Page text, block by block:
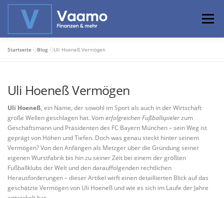
Zum
Menü
PROFIWISSEN ALTERSVORSORGE
PRIVATIER WERDEN
Startseite »Blog »Uli Hoeneß Vermögen
Uli Hoeneß Vermögen
Uli Hoeneß, ein Name, der sowohl im Sport als auch in der Wirtschaft
große Wellen geschlagen hat. Vomerfolgreichen Fußballspielerzum
Geschäftsmann und Präsidenten des FC Bayern München – sein Weg ist
geprägt von Höhen und Tiefen. Doch was genau steckt hinter seinem
Vermögen? Von den Anfängen als Metzger über die Gründung seiner
eigenen Wurstfabrik bis hin zu seiner Zeit bei einem der größten
Fußballklubs der Welt und den darauffolgenden rechtlichen
Herausforderungen – dieser Artikel wirft einen detaillierten Blick auf das
geschätzte Vermögen von Uli Hoeneß und wie es sich im Laufe der Jahre